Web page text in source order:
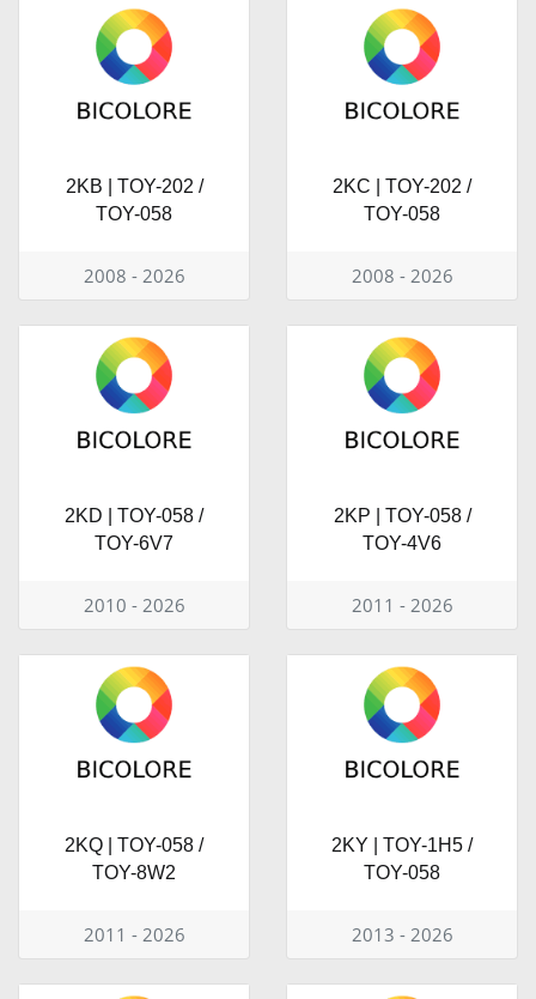
2KB | TOY-202 /
TOY-058
2008 - 2026
2KC | TOY-202 /
TOY-058
2008 - 2026
2KD | TOY-058 /
TOY-6V7
2010 - 2026
2KP | TOY-058 /
TOY-4V6
2011 - 2026
2KQ | TOY-058 /
TOY-8W2
2011 - 2026
2KY | TOY-1H5 /
TOY-058
2013 - 2026